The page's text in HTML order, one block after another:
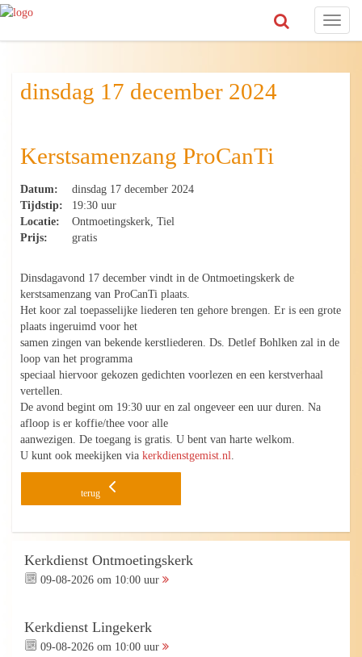
Toggle
dinsdag 17 december 2024
Kerstsamenzang ProCanTi
Datum:
dinsdag 17 december 2024
Tijdstip:
19:30 uur
Locatie:
Ontmoetingskerk, Tiel
Prijs:
gratis
Dinsdagavond 17 december vindt in de Ontmoetingskerk de
kerstsamenzang van ProCanTi plaats.
Het koor zal toepasselijke liederen ten gehore brengen. Er is een grote
plaats ingeruimd voor het
samen zingen van bekende kerstliederen. Ds. Detlef Bohlken zal in de
loop van het programma
speciaal hiervoor gekozen gedichten voorlezen en een kerstverhaal
vertellen.
De avond begint om 19:30 uur en zal ongeveer een uur duren. Na
afloop is er koffie/thee voor alle
aanwezigen. De toegang is gratis. U bent van harte welkom.
U kunt ook meekijken viakerkdienstgemist.nl
terug
Kerkdienst Ontmoetingskerk
09-08-2026 om 10:00 uur
Kerkdienst Lingekerk
09-08-2026 om 10:00 uur